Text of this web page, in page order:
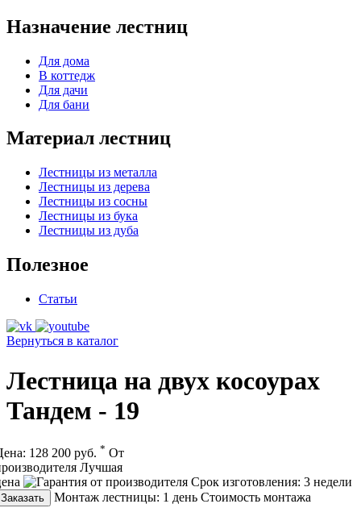
Назначение лестниц
Для дома
В коттедж
Для дачи
Для бани
Материал лестниц
Лестницы из металла
Лестницы из дерева
Лестницы из сосны
Лестницы из бука
Лестницы из дуба
Полезное
Статьи
Вернуться в каталог
Лестница на двух косоурах
Тандем - 19
128 200 руб. * От
Лучшая
Срок изготовления: 3 недели
Заказать Монтаж лестницы: 1 день Стоимость монтажа